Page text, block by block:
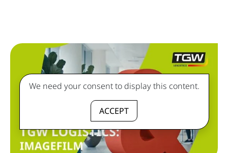
We need your consent to display this content.
ACCEPT